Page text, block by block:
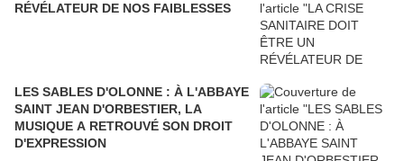
RÉVÉLATEUR DE NOS FAIBLESSES
LES SABLES D'OLONNE : À L'ABBAYE
SAINT JEAN D'ORBESTIER, LA
MUSIQUE A RETROUVÉ SON DROIT
D'EXPRESSION